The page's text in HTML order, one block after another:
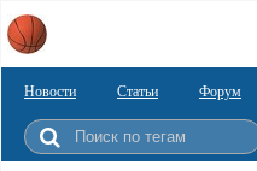
Новости Статьи Форум